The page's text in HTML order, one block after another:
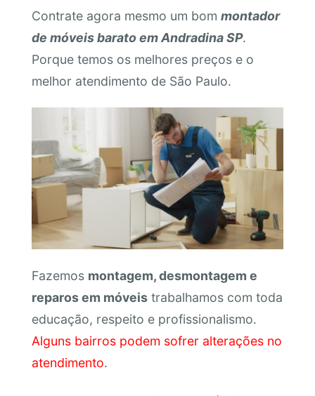
Contrate agora mesmo um bom montador
de móveis barato em Andradina SP.
Porque temos os melhores preços e o
melhor atendimento de São Paulo.
Fazemos montagem, desmontagem e
reparos em móveistrabalhamos com toda
educação, respeito e profissionalismo.
Alguns bairros podem sofrer alterações no
atendimento.